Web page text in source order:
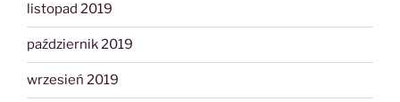
listopad 2019
październik 2019
wrzesień 2019